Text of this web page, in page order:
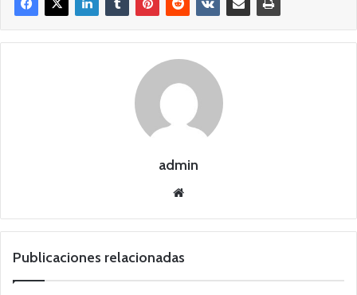
admin
we
Publicaciones relacionadas